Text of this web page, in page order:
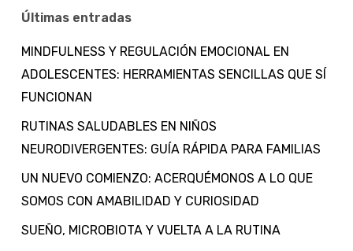
Últimas entradas
MINDFULNESS Y REGULACIÓN EMOCIONAL EN
ADOLESCENTES: HERRAMIENTAS SENCILLAS QUE SÍ
FUNCIONAN
RUTINAS SALUDABLES EN NIÑOS
NEURODIVERGENTES: GUÍA RÁPIDA PARA FAMILIAS
UN NUEVO COMIENZO: ACERQUÉMONOS A LO QUE
SOMOS CON AMABILIDAD Y CURIOSIDAD
SUEÑO, MICROBIOTA Y VUELTA A LA RUTINA